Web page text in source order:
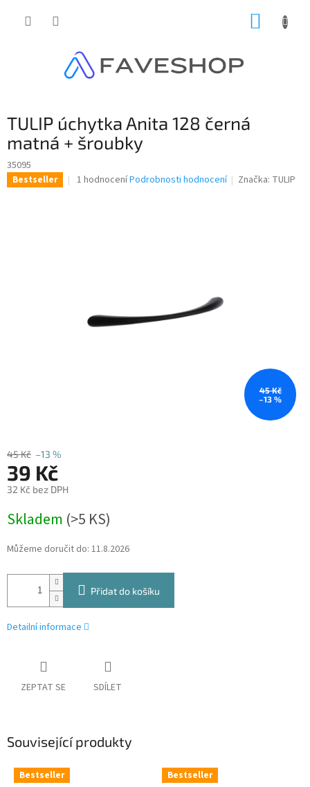
TULIP úchytka Anita 128 černá
matná + šroubky
35095
Bestseller
Průměrné
1 hodnoceníPodrobnosti hodnocení Značka: TULIP
45 Kč
–13 %
45 Kč –13 %
39 Kč
32 Kč bez DPH
cena:
Skladem (>5 KS)
Můžeme doručit do: 11.8.2026
Přidat do košíku
Detailní informace
ZEPTAT SE SDÍLET
Související produkty
Bestseller Bestseller